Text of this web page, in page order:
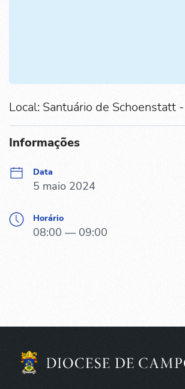
Local: Santuário de Schoenstatt
Informações
Data
5 maio 2024
Horário
08:00 — 09:00